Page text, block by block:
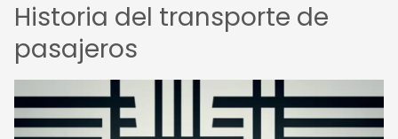
Historia del transporte de
pasajeros